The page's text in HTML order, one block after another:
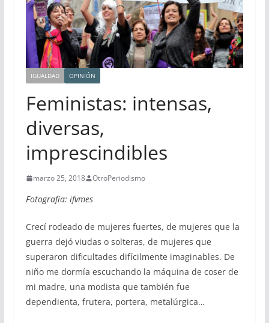
IGUALDAD OPINIÓN
Feministas: intensas,
diversas,
imprescindibles
marzo 25, 2018 OtroPeriodismo
Fotografía: ifvmes
Crecí rodeado de mujeres fuertes, de mujeres que la
guerra dejó viudas o solteras, de mujeres que
superaron dificultades difícilmente imaginables. De
niño me dormía escuchando la máquina de coser de
mi madre, una modista que también fue
dependienta, frutera, portera, metalúrgica…